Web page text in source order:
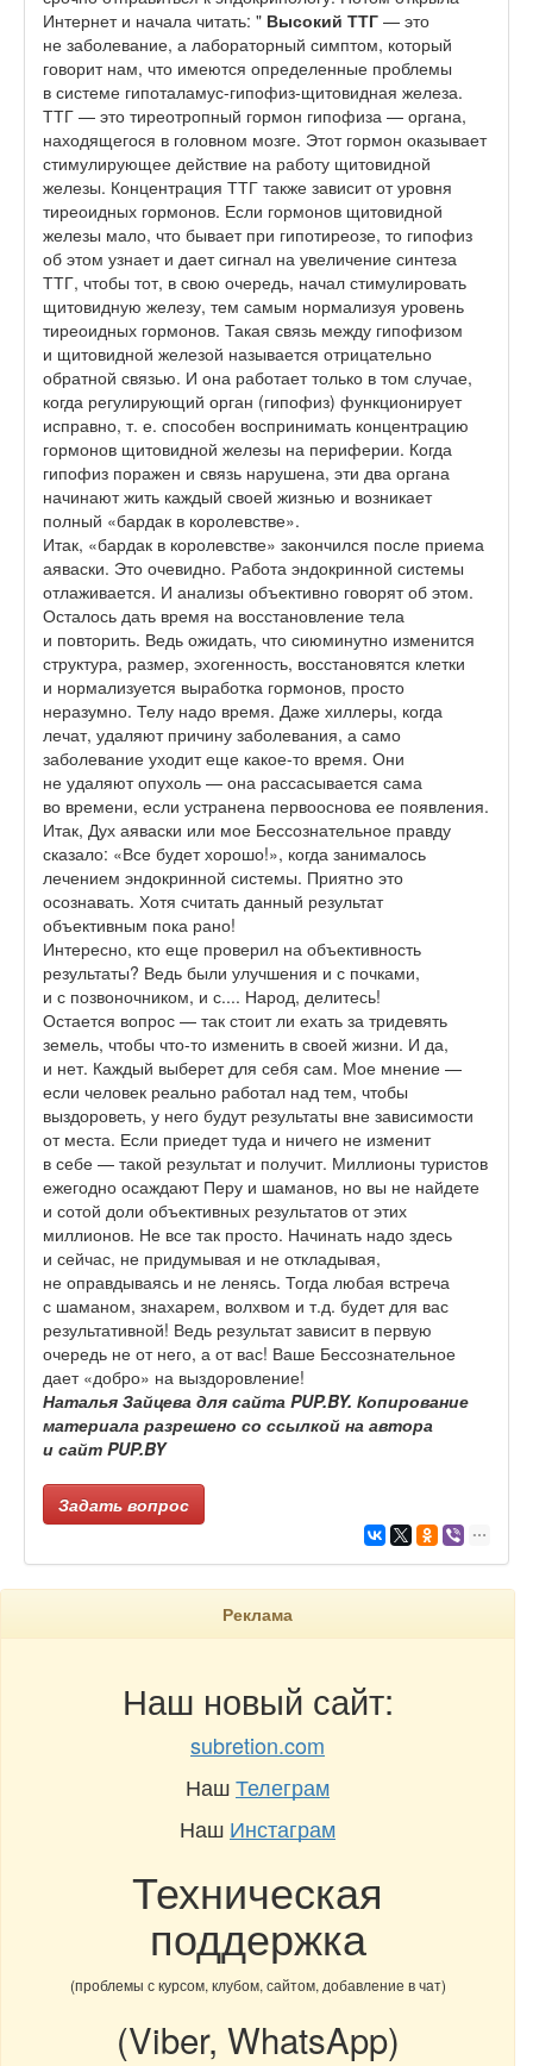
Интернет и начала читать: " Высокий ТТГ — это
не заболевание, а лабораторный симптом, который
говорит нам, что имеются определенные проблемы
в системе гипоталамус-гипофиз-щитовидная железа.
ТТГ — это тиреотропный гормон гипофиза — органа,
находящегося в головном мозге. Этот гормон оказывает
стимулирующее действие на работу щитовидной
железы. Концентрация ТТГ также зависит от уровня
тиреоидных гормонов. Если гормонов щитовидной
железы мало, что бывает при гипотиреозе, то гипофиз
об этом узнает и дает сигнал на увеличение синтеза
ТТГ, чтобы тот, в свою очередь, начал стимулировать
щитовидную железу, тем самым нормализуя уровень
тиреоидных гормонов. Такая связь между гипофизом
и щитовидной железой называется отрицательно
обратной связью. И она работает только в том случае,
когда регулирующий орган (гипофиз) функционирует
исправно, т. е. способен воспринимать концентрацию
гормонов щитовидной железы на периферии. Когда
гипофиз поражен и связь нарушена, эти два органа
начинают жить каждый своей жизнью и возникает
полный «бардак в королевстве».
Итак, «бардак в королевстве» закончился после приема
аяваски. Это очевидно. Работа эндокринной системы
отлаживается. И анализы объективно говорят об этом.
Осталось дать время на восстановление тела
и повторить. Ведь ожидать, что сиюминутно изменится
структура, размер, эхогенность, восстановятся клетки
и нормализуется выработка гормонов, просто
неразумно. Телу надо время. Даже хиллеры, когда
лечат, удаляют причину заболевания, а само
заболевание уходит еще какое-то время. Они
не удаляют опухоль — она рассасывается сама
во времени, если устранена первооснова ее появления.
Итак, Дух аяваски или мое Бессознательное правду
сказало: «Все будет хорошо!», когда занималось
лечением эндокринной системы. Приятно это
осознавать. Хотя считать данный результат
объективным пока рано!
Интересно, кто еще проверил на объективность
результаты? Ведь были улучшения и с почками,
и с позвоночником, и с.... Народ, делитесь!
Остается вопрос — так стоит ли ехать за тридевять
земель, чтобы что-то изменить в своей жизни. И да,
и нет. Каждый выберет для себя сам. Мое мнение —
если человек реально работал над тем, чтобы
выздороветь, у него будут результаты вне зависимости
от места. Если приедет туда и ничего не изменит
в себе — такой результат и получит. Миллионы туристов
ежегодно осаждают Перу и шаманов, но вы не найдете
и сотой доли объективных результатов от этих
миллионов. Не все так просто. Начинать надо здесь
и сейчас, не придумывая и не откладывая,
не оправдываясь и не ленясь. Тогда любая встреча
с шаманом, знахарем, волхвом и т.д. будет для вас
результативной! Ведь результат зависит в первую
очередь не от него, а от вас! Ваше Бессознательное
дает «добро» на выздоровление!
Наталья Зайцева для сайта PUP.BY. Копирование
материала разрешено со ссылкой на автора
и сайт PUP.BY
Задать вопрос
Реклама
Наш новый сайт:
subretion.com
НашТелеграм
Наш Инстаграм
Техническая
поддержка
(проблемы с курсом, клубом, сайтом, добавление в чат)
(Viber, WhatsApp)